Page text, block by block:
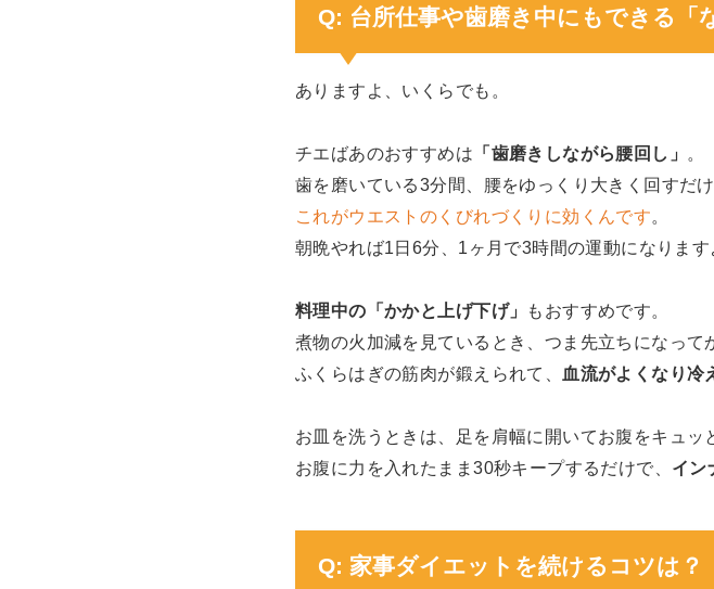
Q: 台所仕事や歯磨き中にもできる「
ありますよ、いくらでも。
チエばあのおすすめは 「歯磨きしながら腰回し」
。
歯を磨いている3分間、腰をゆっくり大きく回すだけ
これがウエストのくびれづくりに効くんです。
朝晩やれば1日6分、1ヶ月で3時間の運動になります
料理中の「かかと上げ下げ」
もおすすめです。
煮物の火加減を見ているとき、つま先立ちになって
ふくらはぎの筋肉が鍛えられて、
血流がよくなり冷
お皿を洗うときは、足を肩幅に開いてお腹をキュッ
お腹に力を入れたまま30秒キープするだけで、 イン
Q: 家事ダイエットを続けるコツは？